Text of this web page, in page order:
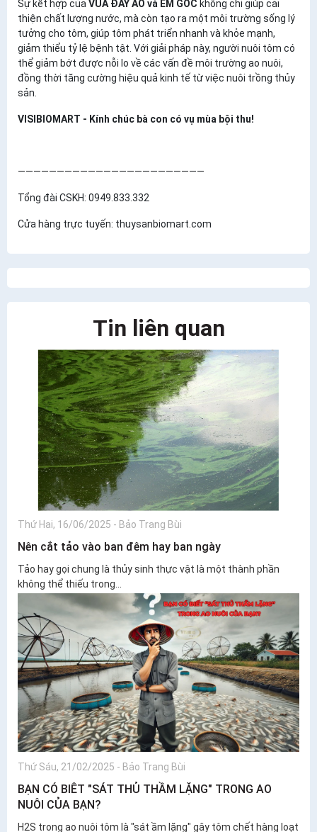
Sự kết hợp củaVUA ĐÁY AO và EM GỐC không chỉ giúp cải
thiện chất lượng nước, mà còn tạo ra một môi trường sống lý
tưởng cho tôm, giúp tôm phát triển nhanh và khỏe mạnh,
giảm thiểu tỷ lệ bệnh tật. Với giải pháp này, người nuôi tôm có
thể giảm bớt được nỗi lo về các vấn đề môi trường ao nuôi,
đồng thời tăng cường hiệu quả kinh tế từ việc nuôi trồng thủy
sản.
VISIBIOMART - Kính chúc bà con có vụ mùa bội thu!
————————————————————————
Tổng đài CSKH: 0949.833.332
Cửa hàng trực tuyến: thuysanbiomart.com
Tin liên quan
Thứ Hai, 16/06/2025 - Bảo Trang Bùi
Nên cắt tảo vào ban đêm hay ban ngày
Tảo hay gọi chung là thủy sinh thực vật là một thành phần
không thể thiếu trong...
Thứ Sáu, 21/02/2025 - Bảo Trang Bùi
BẠN CÓ BIÊT "SÁT THỦ THẦM LẶNG" TRONG AO
NUÔI CỦA BẠN?
H2S trong ao nuôi tôm là "sát ầm lặng" gây tôm chết hàng loạt